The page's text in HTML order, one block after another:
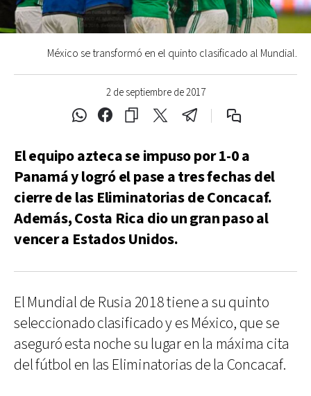
2 de septiembre de 2017
México se transformó en el quinto clasificado al Mundial.
El equipo azteca se impuso por 1-0 a
Panamá y logró el pase a tres fechas del
cierre de las Eliminatorias de Concacaf.
Además, Costa Rica dio un gran paso al
vencer a Estados Unidos.
El Mundial de Rusia 2018 tiene a su quinto
seleccionado clasificado y es México, que se
aseguró esta noche su lugar en la máxima cita
del fútbol en las Eliminatorias de la Concacaf.